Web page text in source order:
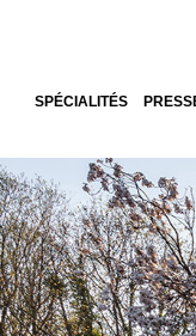
SPÉCIALITÉS